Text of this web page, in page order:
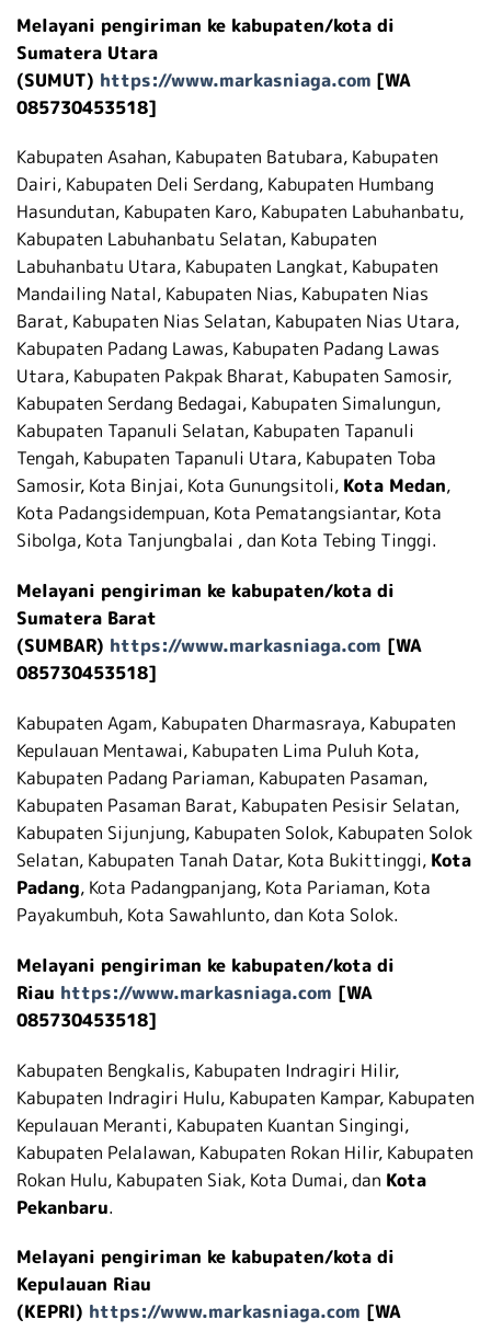
Melayani pengiriman ke kabupaten/kota di
Sumatera Utara
(SUMUT) https://www.markasniaga.com [WA
085730453518]
Kabupaten Asahan, Kabupaten Batubara, Kabupaten
Dairi, Kabupaten Deli Serdang, Kabupaten Humbang
Hasundutan, Kabupaten Karo, Kabupaten Labuhanbatu,
Kabupaten Labuhanbatu Selatan, Kabupaten
Labuhanbatu Utara, Kabupaten Langkat, Kabupaten
Mandailing Natal, Kabupaten Nias, Kabupaten Nias
Barat, Kabupaten Nias Selatan, Kabupaten Nias Utara,
Kabupaten Padang Lawas, Kabupaten Padang Lawas
Utara, Kabupaten Pakpak Bharat, Kabupaten Samosir,
Kabupaten Serdang Bedagai, Kabupaten Simalungun,
Kabupaten Tapanuli Selatan, Kabupaten Tapanuli
Tengah, Kabupaten Tapanuli Utara, Kabupaten Toba
Samosir, Kota Binjai, Kota Gunungsitoli, Kota Medan,
Kota Padangsidempuan, Kota Pematangsiantar, Kota
Sibolga, Kota Tanjungbalai , dan Kota Tebing Tinggi.
Melayani pengiriman ke kabupaten/kota di
Sumatera Barat
(SUMBAR) https://www.markasniaga.com [WA
085730453518]
Kabupaten Agam, Kabupaten Dharmasraya, Kabupaten
Kepulauan Mentawai, Kabupaten Lima Puluh Kota,
Kabupaten Padang Pariaman, Kabupaten Pasaman,
Kabupaten Pasaman Barat, Kabupaten Pesisir Selatan,
Kabupaten Sijunjung, Kabupaten Solok, Kabupaten Solok
Selatan, Kabupaten Tanah Datar, Kota Bukittinggi, Kota
Padang, Kota Padangpanjang, Kota Pariaman, Kota
Payakumbuh, Kota Sawahlunto, dan Kota Solok.
Melayani pengiriman ke kabupaten/kota di
Riau https://www.markasniaga.com [WA
085730453518]
Kabupaten Bengkalis, Kabupaten Indragiri Hilir,
Kabupaten Indragiri Hulu, Kabupaten Kampar, Kabupaten
Kepulauan Meranti, Kabupaten Kuantan Singingi,
Kabupaten Pelalawan, Kabupaten Rokan Hilir, Kabupaten
Rokan Hulu, Kabupaten Siak, Kota Dumai, dan Kota
Pekanbaru.
Melayani pengiriman ke kabupaten/kota di
Kepulauan Riau
(KEPRI) https://www.markasniaga.com [WA